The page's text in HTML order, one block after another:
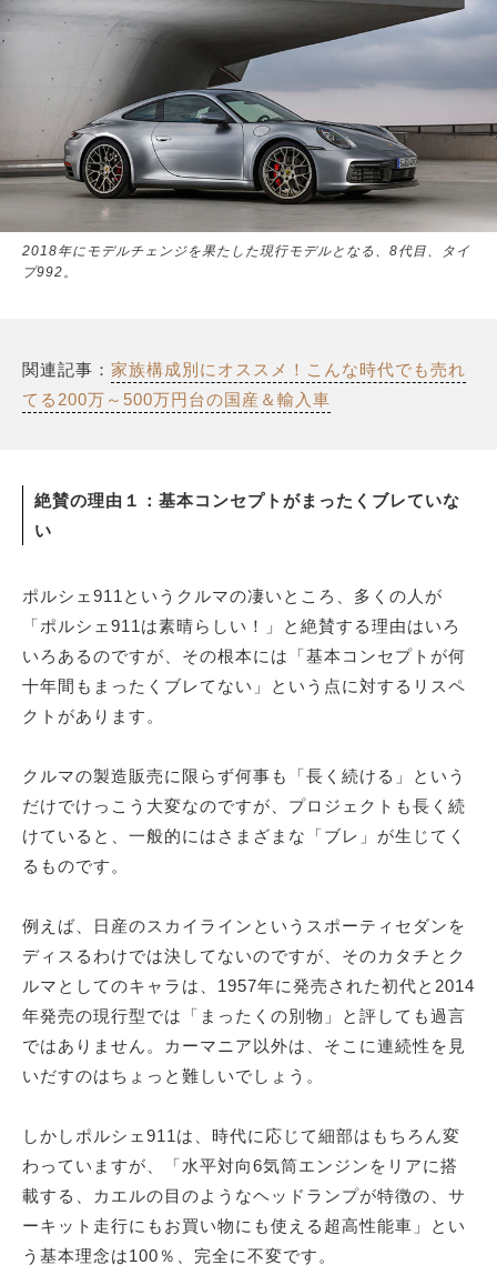
2018年にモデルチェンジを果たした現行モデルとなる、8代目、タイ
プ992。
関連記事： 家族構成別にオススメ！こんな時代でも売れ
てる200万～500万円台の国産＆輸入車
絶賛の理由１：基本コンセプトがまったくブレていな
い
ポルシェ911というクルマの凄いところ、多くの人が
「ポルシェ911は素晴らしい！」と絶賛する理由はいろ
いろあるのですが、その根本には「基本コンセプトが何
十年間もまったくブレてない」という点に対するリスペ
クトがあります。
クルマの製造販売に限らず何事も「長く続ける」という
だけでけっこう大変なのですが、プロジェクトも長く続
けていると、一般的にはさまざまな「ブレ」が生じてく
るものです。
例えば、日産のスカイラインというスポーティセダンを
ディスるわけでは決してないのですが、そのカタチとク
ルマとしてのキャラは、1957年に発売された初代と2014
年発売の現行型では「まったくの別物」と評しても過言
ではありません。カーマニア以外は、そこに連続性を見
いだすのはちょっと難しいでしょう。
しかしポルシェ911は、時代に応じて細部はもちろん変
わっていますが、「水平対向6気筒エンジンをリアに搭
載する、カエルの目のようなヘッドランプが特徴の、サ
ーキット走行にもお買い物にも使える超高性能車」とい
う基本理念は100％、完全に不変です。